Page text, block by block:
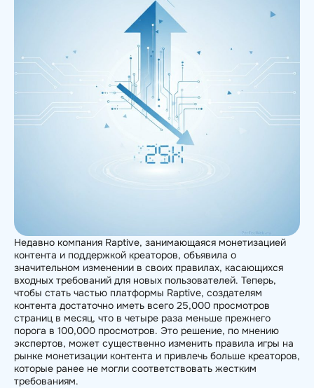
Недавно компания Raptive, занимающаяся монетизацией
контента и поддержкой креаторов, объявила о
значительном изменении в своих правилах, касающихся
входных требований для новых пользователей. Теперь,
чтобы стать частью платформы Raptive, создателям
контента достаточно иметь всего 25,000 просмотров
страниц в месяц, что в четыре раза меньше прежнего
порога в 100,000 просмотров. Это решение, по мнению
экспертов, может существенно изменить правила игры на
рынке монетизации контента и привлечь больше креаторов,
которые ранее не могли соответствовать жестким
требованиям.